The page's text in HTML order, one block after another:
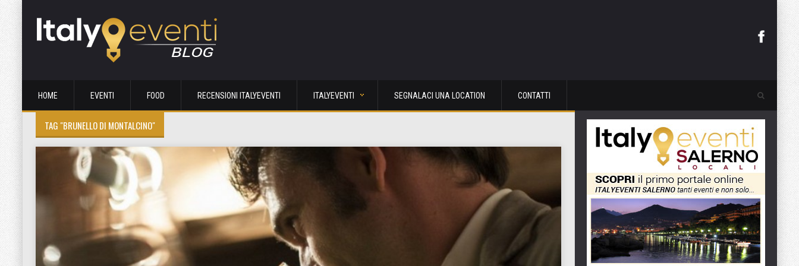
HOME EVENTI FOOD RECENSIONI ITALYEVENTI ITALYEVENTI SEGNALACI UNA LOCATION CONTATTI
TAG "BRUNELLO DI MONTALCINO"